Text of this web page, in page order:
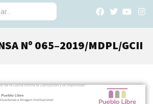
Nº 065–2019/MDPL/GCII